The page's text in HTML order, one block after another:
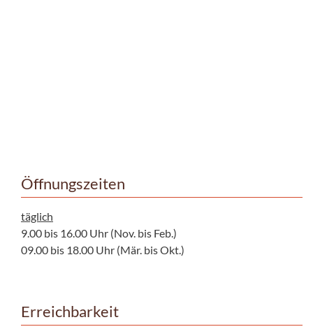
Öffnungszeiten
täglich
9.00 bis 16.00 Uhr (Nov. bis Feb.)
09.00 bis 18.00 Uhr (Mär. bis Okt.)
Erreichbarkeit